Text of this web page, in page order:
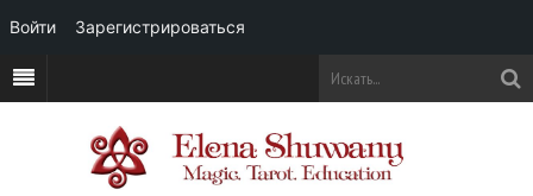
Войти Зарегистрироваться